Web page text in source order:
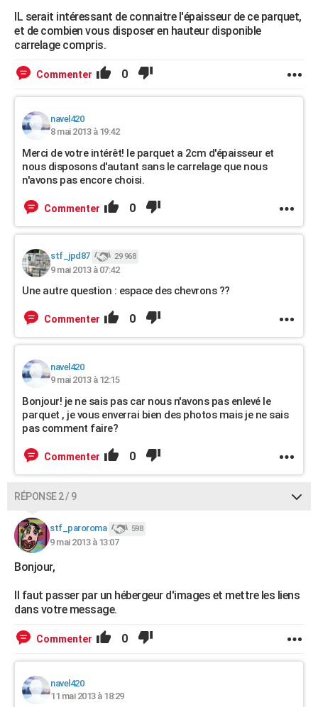
IL serait intéressant de connaitre l'épaisseur de ce parquet,
et de combien vous disposer en hauteur disponible
carrelage compris.
Commenter 0
navel420
8 mai 2013 à 19:42
Merci de votre intérêt! le parquet a 2cm d'épaisseur et
nous disposons d'autant sans le carrelage que nous
n'avons pas encore choisi.
Commenter 0
stf_jpd87 29 968
9 mai 2013 à 07:42
Une autre question : espace des chevrons ??
Commenter 0
navel420
9 mai 2013 à 12:15
Bonjour! je ne sais pas car nous n'avons pas enlevé le
parquet , je vous enverrai bien des photos mais je ne sais
pas comment faire?
Commenter 0
RÉPONSE 2 / 9
stf_paroroma 598
9 mai 2013 à 13:07
Bonjour,
Il faut passer par un hébergeur d'images et mettre les liens
dans votre message.
Commenter 0
navel420
11 mai 2013 à 18:29